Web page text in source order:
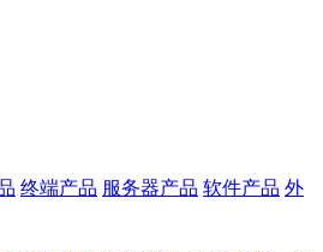
终端产品 服务器产品 软件产品 外